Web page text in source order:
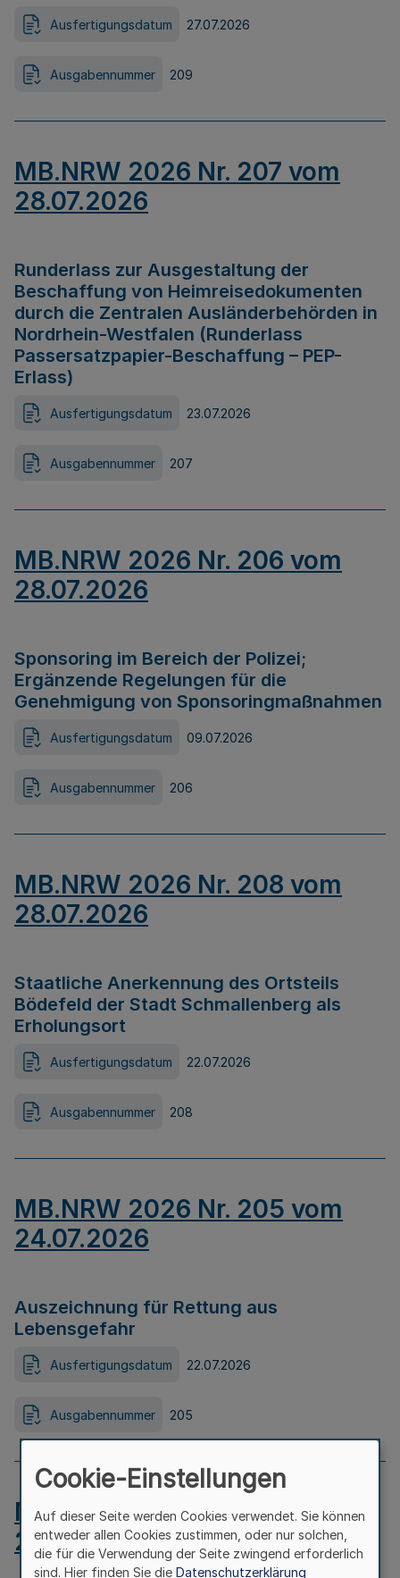
Ausfertigungsdatum 27.07.2026
Ausgabennummer 209
MB.NRW 2026 Nr. 207 vom
28.07.2026
Runderlass zur Ausgestaltung der
Beschaffung von Heimreisedokumenten
durch die Zentralen Ausländerbehörden in
Nordrhein-Westfalen (Runderlass
Passersatzpapier-Beschaffung – PEP-
Erlass)
Ausfertigungsdatum 23.07.2026
Ausgabennummer 207
MB.NRW 2026 Nr. 206 vom
28.07.2026
Sponsoring im Bereich der Polizei;
Ergänzende Regelungen für die
Genehmigung von Sponsoringmaßnahmen
Ausfertigungsdatum 09.07.2026
Ausgabennummer 206
MB.NRW 2026 Nr. 208 vom
28.07.2026
Staatliche Anerkennung des Ortsteils
Bödefeld der Stadt Schmallenberg als
Erholungsort
Ausfertigungsdatum 22.07.2026
Ausgabennummer 208
MB.NRW 2026 Nr. 205 vom
24.07.2026
Auszeichnung für Rettung aus
Lebensgefahr
Ausfertigungsdatum 22.07.2026
Ausgabennummer 205
MB.NRW 2026 Nr. 204 vom
24.07.2026
Cookie-Einstellungen
Auf dieser Seite werden Cookies verwendet. Sie können
entweder allen Cookies zustimmen, oder nur solchen,
die für die Verwendung der Seite zwingend erforderlich
sind. Hier finden Sie die Datenschutzerklärung